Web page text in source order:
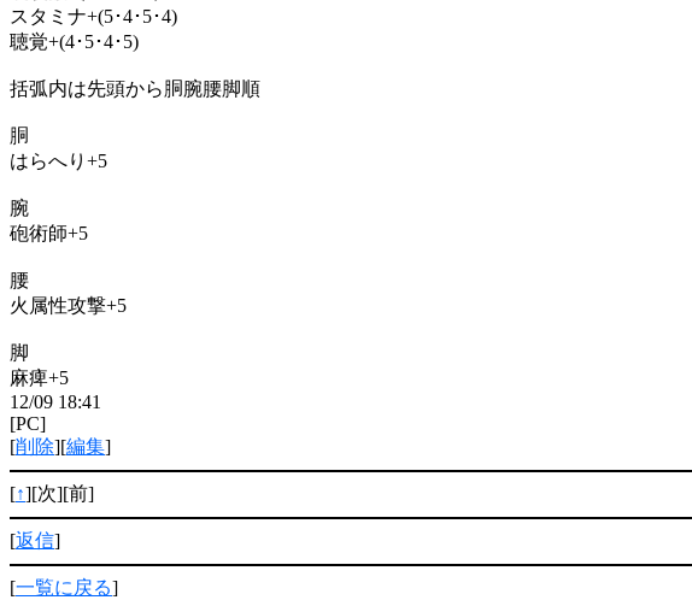
スタミナ+(5･4･5･4)
聴覚+(4･5･4･5)
括弧内は先頭から胴腕腰脚順
胴
はらへり+5
腕
砲術師+5
腰
火属性攻撃+5
脚
麻痺+5
12/09 18:41
[PC]
[削除][編集]
[↑][次][前]
[返信]
[一覧に戻る]